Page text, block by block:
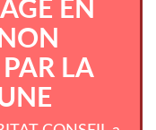
EN
LA